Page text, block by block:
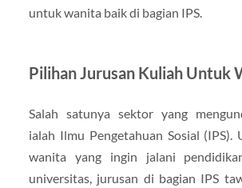
untuk wanita baik di bagian IPS.
Pilihan Jurusan Kuliah Untuk
Salah satunya sektor yang
ialah Ilmu Pengetahuan Sosial (IPS).
wanita yang ingin jalani
universitas, jurusan di bagian IPS